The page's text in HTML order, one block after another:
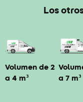
Los
Volumen de 2
a 4 m³
a 7 m³